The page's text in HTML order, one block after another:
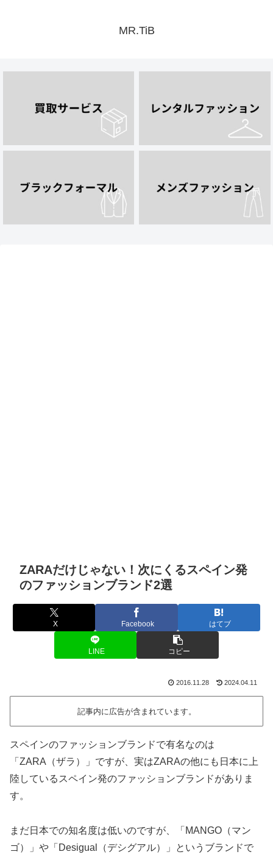
MR.TiB
ZARAだけじゃない！次にくるスペイン発
のファッションブランド2選
X Facebook はてブ
LINE コピー
2016.11.28 2024.04.11
記事内に広告が含まれています。
スペインのファッションブランドで有名なのは
「ZARA（ザラ）」ですが、実はZARAの他にも日本に上
陸しているスペイン発のファッションブランドがありま
す。
まだ日本での知名度は低いのですが、「MANGO（マン
ゴ）」や「Desigual（デシグアル）」というブランドで